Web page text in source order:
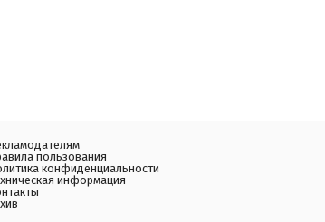
пользования
конфиденциальности
информация